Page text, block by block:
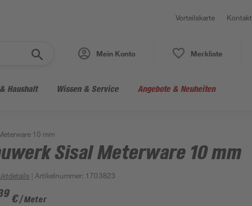
Vorteilskarte Kontakt
Mein Konto Merkliste
Haushalt Wissen & Service Angebote & Neuheiten
10 mm
Sisal Meterware 10 mm
| Artikelnummer: 1703823
€/ Meter